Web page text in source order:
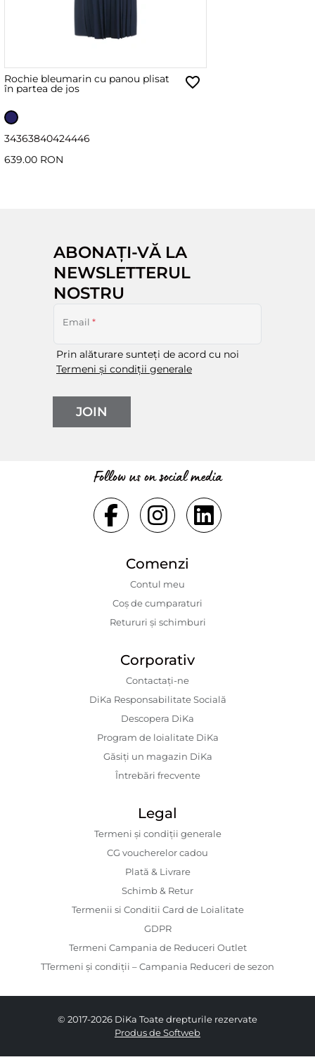
Rochie bleumarin cu panou plisat
în partea de jos
34363840424446
639.00 RON
ABONAȚI-VĂ LA
NEWSLETTERUL
NOSTRU
Email *
Prin alăturare sunteți de acord cu noi
Termeni și condiții generale
JOIN
Follow us on social media
Comenzi
Contul meu
Coș de cumparaturi
Retururi și schimburi
Corporativ
Contactaţi-ne
DiKa Responsabilitate Socială
Descopera DiKa
Program de loialitate DiKa
Găsiți un magazin DiKa
Întrebări frecvente
Legal
Termeni și condiții generale
CG voucherelor cadou
Plată & Livrare
Schimb & Retur
Termenii si Conditii Card de Loialitate
GDPR
Termeni Campania de Reduceri Outlet
TTermeni și condiții – Campania Reduceri de sezon
© 2017-2026 DiKa Toate drepturile rezervate
Produs de Softweb